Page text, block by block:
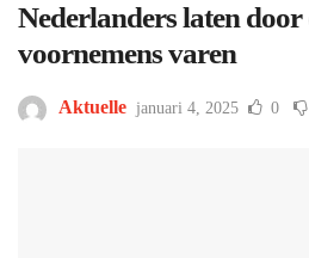
Nederlanders laten door
voornemens varen
Aktuelle januari 4, 2025 0